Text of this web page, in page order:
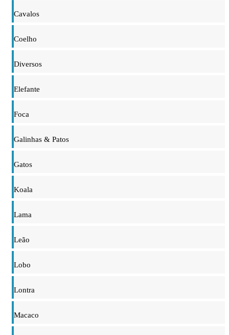
Cavalos
Coelho
Diversos
Elefante
Foca
Galinhas & Patos
Gatos
Koala
Lama
Leão
Lobo
Lontra
Macaco